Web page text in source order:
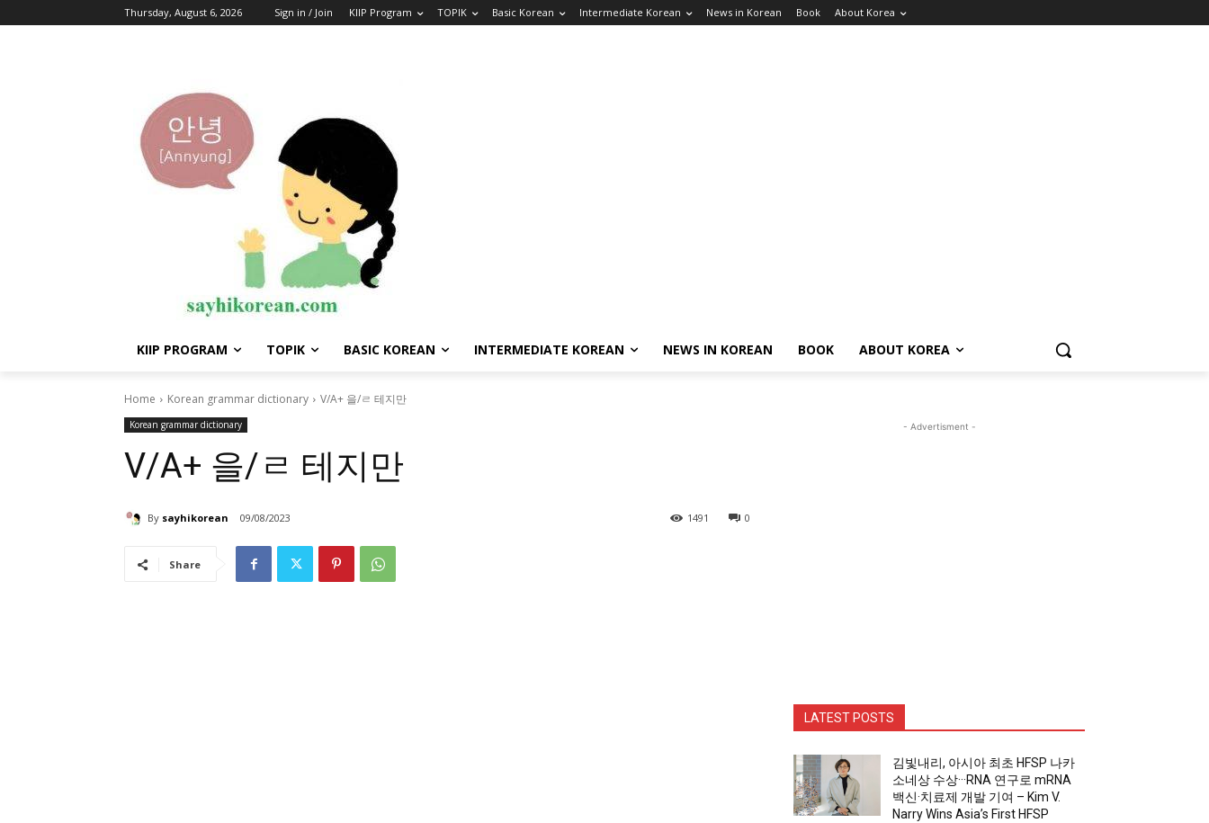
Thursday, August 6, 2026 Sign in / Join KIIP Program TOPIK Basic Korean Intermediate Korean News in Korean Book About Korea
KIIP PROGRAM TOPIK BASIC KOREAN INTERMEDIATE KOREAN NEWS IN KOREAN BOOK ABOUT KOREA
Home Korean grammar dictionary V/A+ 을/ㄹ 테지만
Korean grammar dictionary
V/A+ 을/ㄹ 테지만
By sayhikorean 09/08/2023 0
1491
Share
- Advertisment -
LATEST POSTS
김빛내리, 아시아 최초 HFSP 나카
소네상 수상···RNA 연구로 mRNA
백신·치료제 개발 기여 – Kim V.
Narry Wins Asia’s First HFSP